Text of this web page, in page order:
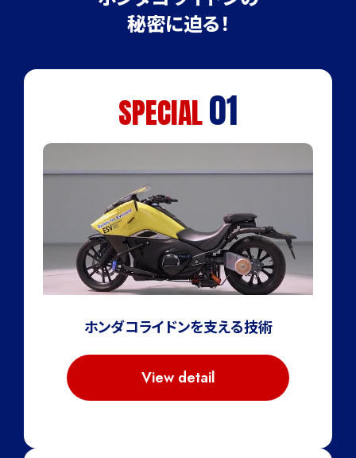
これらをHondaが培ってきたモビリティの技術で実現していき
2024年の夏のプロジェクトキックオフから約8カ月を経て、つ
プロジェクトはまだまだはじまったばかり。
プロジェクトメンバーたちはHondaの二輪事業が培ってきた
設計思想やシミュレーション技術、くわえて
にも採用されている先進のバランス制御技術を取り入
れて、日々開発を進めています。
ようやく姿を現した「ホンダコライドン」は、こうしてHondaのエ
ンジニアたちの夢と技術を糧に、モビリティとしてさらなる進化
を遂げて、皆さまの前に姿をお見せします。
大人たちが本気で夢を追いかけて生まれたモビリティが、一歩
また一歩と踏み出す姿をどうぞお楽しみに。
秘密に迫る！
SPECIAL01
ホンダコライドンを支える技術
View detail